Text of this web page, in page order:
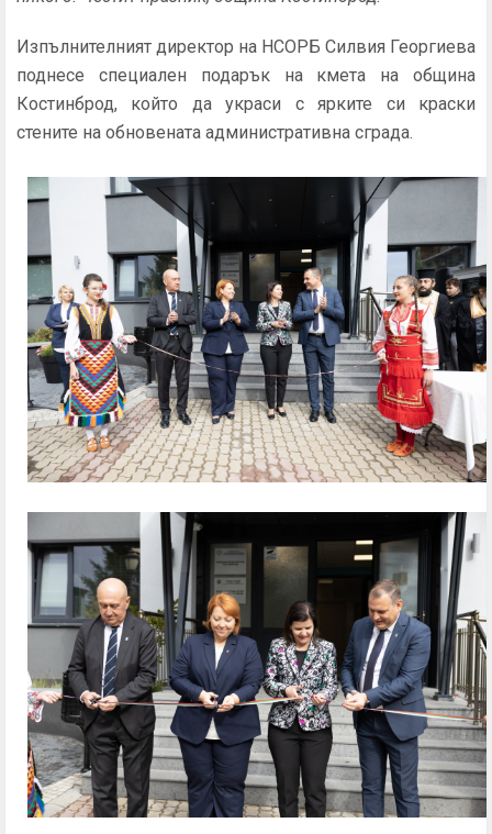
Изпълнителният директор на НСОРБ Силвия Георгиева
поднесе специален подарък на кмета на община
Костинброд, който да украси с ярките си краски
стените на обновената административна сграда.